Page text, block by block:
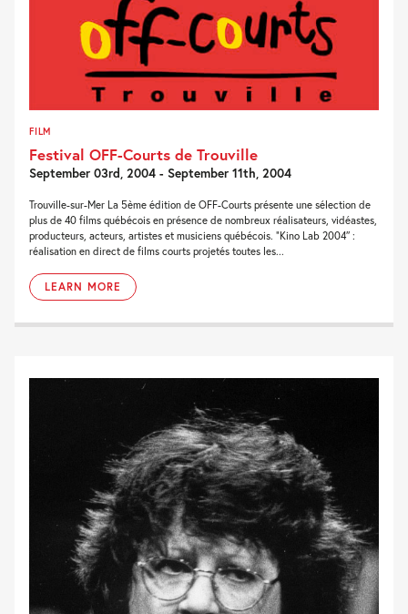
FILM
Festival OFF-Courts de Trouville
September 03rd, 2004 - September 11th, 2004
Trouville-sur-Mer La 5ème édition de OFF-Courts présente une sélection de
plus de 40 films québécois en présence de nombreux réalisateurs, vidéastes,
producteurs, acteurs, artistes et musiciens québécois. “Kino Lab 2004″ :
réalisation en direct de films courts projetés toutes les...
LEARN MORE